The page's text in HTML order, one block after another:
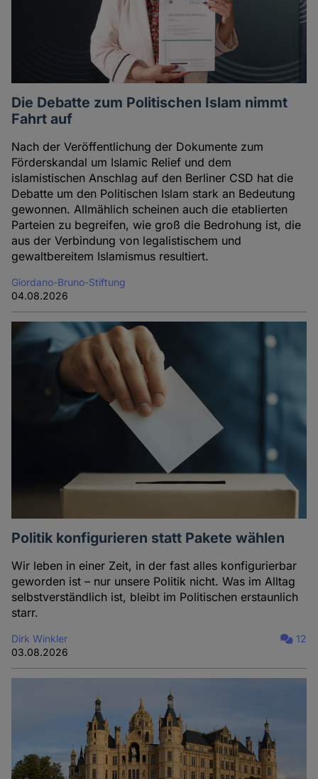
Die Debatte zum Politischen Islam nimmt
Fahrt auf
Nach der Veröffentlichung der Dokumente zum
Förderskandal um Islamic Relief und dem
islamistischen Anschlag auf den Berliner CSD hat die
Debatte um den Politischen Islam stark an Bedeutung
gewonnen. Allmählich scheinen auch die etablierten
Parteien zu begreifen, wie groß die Bedrohung ist, die
aus der Verbindung von legalistischem und
gewaltbereitem Islamismus resultiert.
Giordano-Bruno-Stiftung
04.08.2026
Politik konfigurieren statt Pakete wählen
Wir leben in einer Zeit, in der fast alles konfigurierbar
geworden ist – nur unsere Politik nicht. Was im Alltag
selbstverständlich ist, bleibt im Politischen erstaunlich
starr.
Dirk Winkler
03.08.2026
12